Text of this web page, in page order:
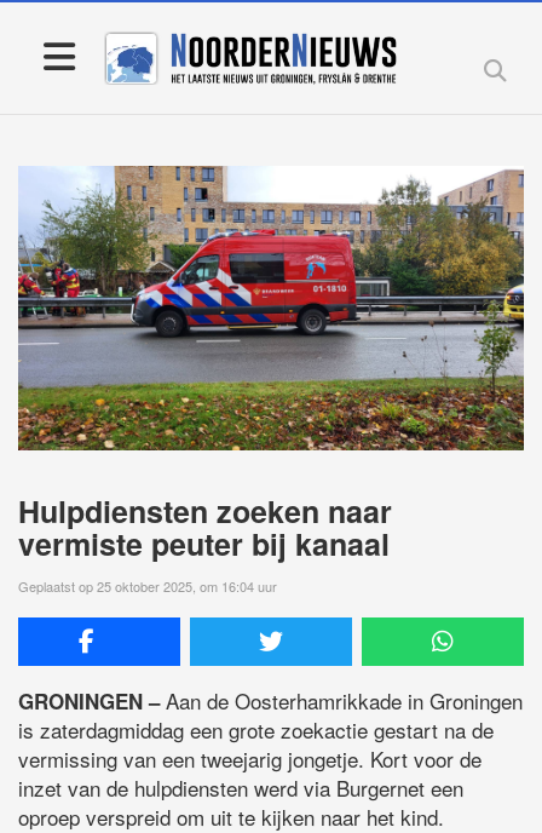
Hulpdiensten zoeken naar
vermiste peuter bij kanaal
Geplaatst op 25 oktober 2025, om 16:04 uur
GRONINGEN –Aan de Oosterhamrikkade in Groningen
is zaterdagmiddag een grote zoekactie gestart na de
vermissing van een tweejarig jongetje. Kort voor de
inzet van de hulpdiensten werd via Burgernet een
oproep verspreid om uit te kijken naar het kind.